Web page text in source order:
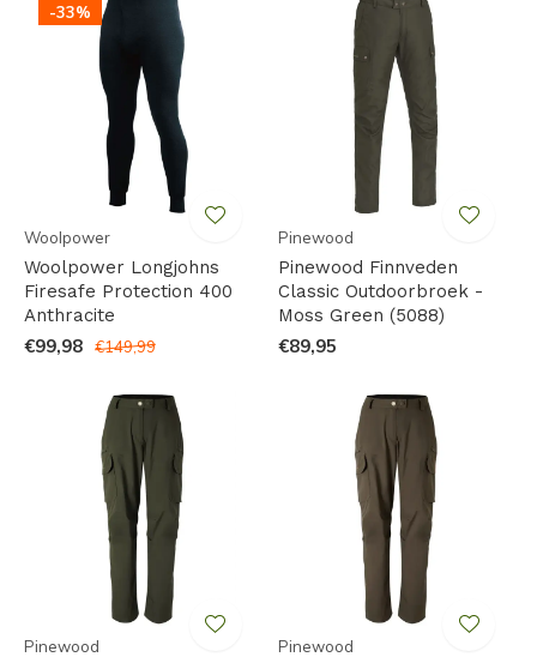
-33%
Woolpower
Woolpower Longjohns
Firesafe Protection 400
Anthracite
€99,98 €149,99
Pinewood
Pinewood Finnveden
Classic Outdoorbroek -
Moss Green (5088)
€89,95
Pinewood Pinewood